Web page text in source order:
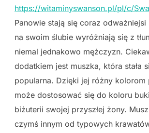
https://witaminyswanson.pl/pl/c/
Panowie stają się coraz
na swoim ślubie wyróżniają się z
niemal jednakowo mężczyzn.
dodatkiem jest muszka, która stała
popularna. Dzięki jej różny kolorom
może dostosować się do koloru
biżuterii swojej przyszłej żony.
czymś innym od typowych